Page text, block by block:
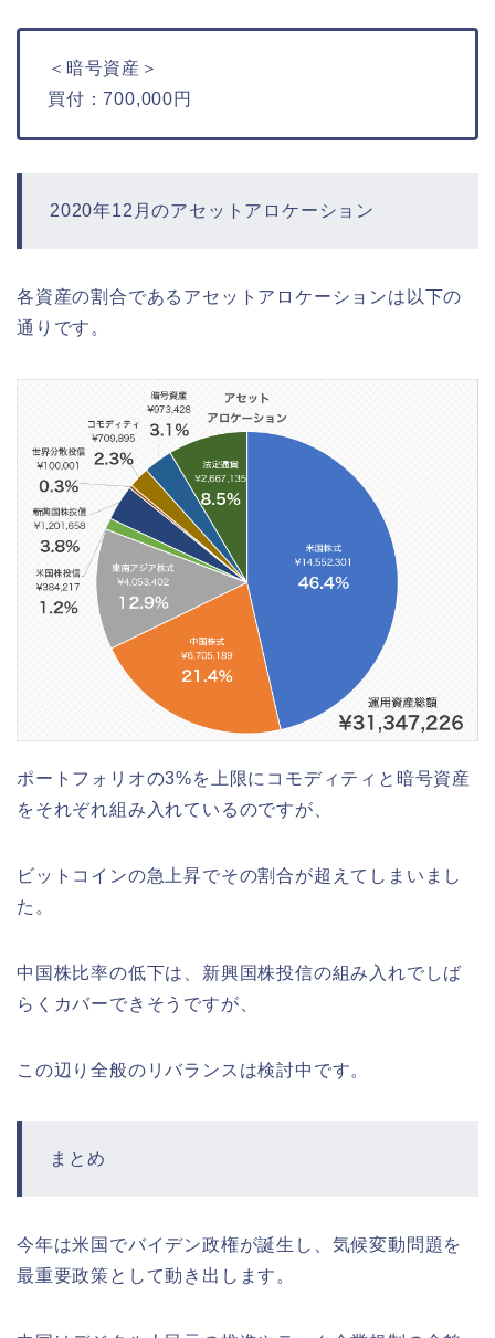
＜暗号資産＞
買付：700,000円
2020年12月のアセットアロケーション
各資産の割合であるアセットアロケーションは以下の
通りです。
ポートフォリオの3%を上限にコモディティと暗号資産
をそれぞれ組み入れているのですが、
ビットコインの急上昇でその割合が超えてしまいまし
た。
中国株比率の低下は、新興国株投信の組み入れでしば
らくカバーできそうですが、
この辺り全般のリバランスは検討中です。
まとめ
今年は米国でバイデン政権が誕生し、気候変動問題を
最重要政策として動き出します。